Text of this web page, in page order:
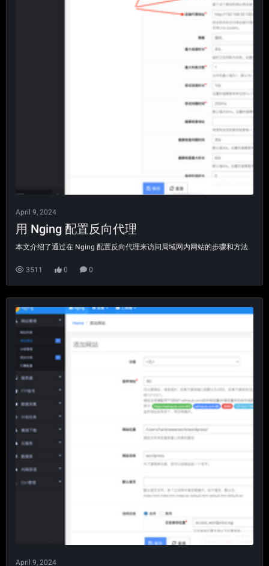
April 9, 2024
用 Nging 配置反向代理
本文介绍了通过在 Nging 配置反向代理来访问局域网内网站的步骤和方法
3511 0 0
April 9, 2024